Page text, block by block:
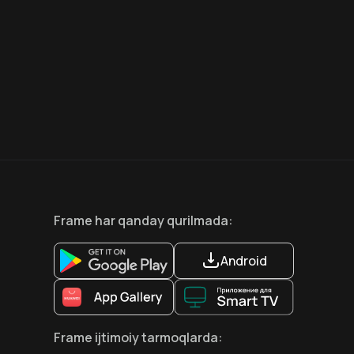
Frame har qanday qurilmada:
Android
Frame ijtimoiy tarmoqlarda: